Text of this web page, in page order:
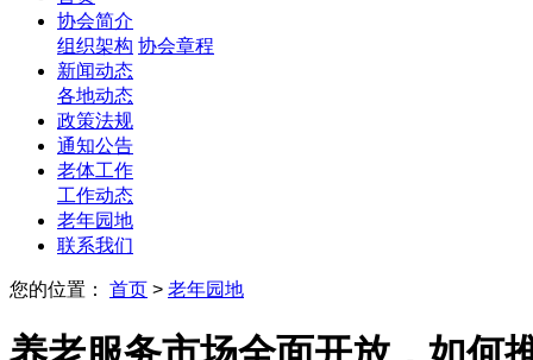
协会简介
组织架构 协会章程
新闻动态
各地动态
政策法规
通知公告
老体工作
工作动态
老年园地
联系我们
您的位置： 首页 > 老年园地